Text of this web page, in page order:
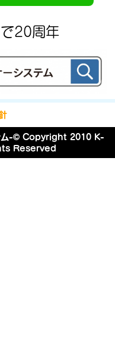
20周年
ム-© Copyright 2010 K-
Reserved